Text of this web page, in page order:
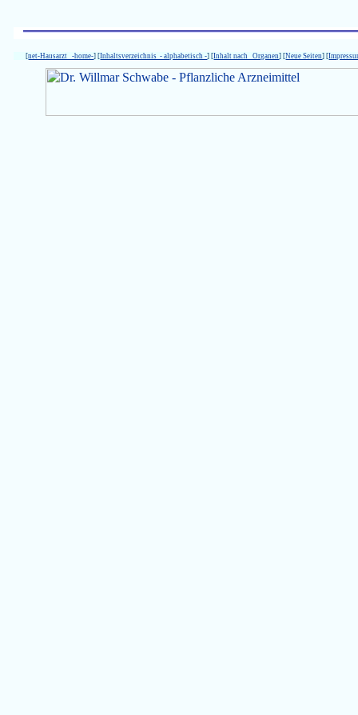
[net-Hausarzt -home-] [Inhaltsverzeichnis - alphabetisch -] [Inhalt nach Organen] [Neue Seiten] [